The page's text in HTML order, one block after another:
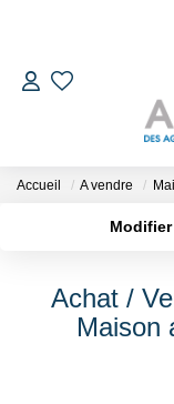
Accueil A vendre
Sélectionnez...
Type de bien
Achat /
Maison